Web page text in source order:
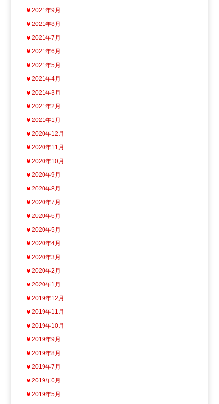
2021年9月
2021年8月
2021年7月
2021年6月
2021年5月
2021年4月
2021年3月
2021年2月
2021年1月
2020年12月
2020年11月
2020年10月
2020年9月
2020年8月
2020年7月
2020年6月
2020年5月
2020年4月
2020年3月
2020年2月
2020年1月
2019年12月
2019年11月
2019年10月
2019年9月
2019年8月
2019年7月
2019年6月
2019年5月